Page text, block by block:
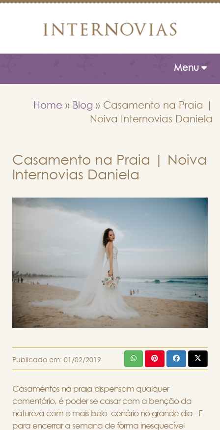
Toggle
Menu
Home » Blog » Casamento na Praia |
Noiva Internovias Daniela
Casamento na Praia | Noiva
Internovias Daniela
Publicado em: 01/02/2019
Casamentos na praia dispensam qualquer
comentário, é poder se casar com a benção da
natureza com o mais belo cenário no grande dia. E
para encerrar a semana de forma inesquecível